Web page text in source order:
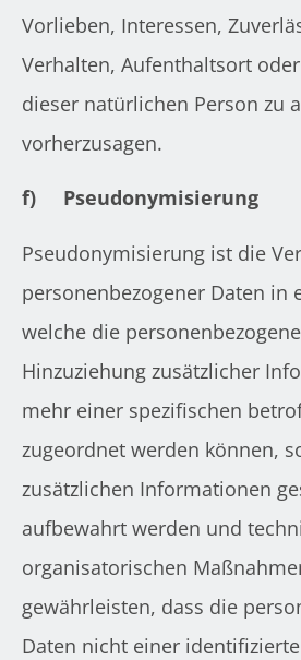
Vorlieben, Interessen,
Verhalten, Aufenthaltsort
dieser natürlichen Person zu
vorherzusagen.
f) Pseudonymisierung
Pseudonymisierung ist die
personenbezogener Daten in
welche die
Hinzuziehung zusätzlicher
mehr einer spezifischen
zugeordnet werden können,
zusätzlichen Informationen
aufbewahrt werden und
organisatorischen
gewährleisten, dass die
Daten nicht einer